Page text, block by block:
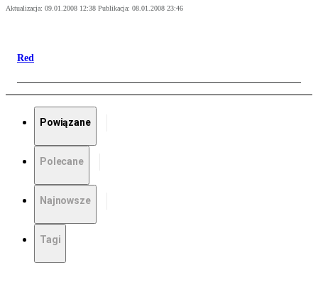
Aktualizacja: 09.01.2008 12:38 Publikacja: 08.01.2008 23:46
Red
Powiązane
Polecane
Najnowsze
Tagi